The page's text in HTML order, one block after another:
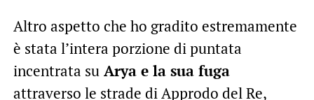
Altro aspetto che ho gradito estremamente
è stata l’intera porzione di puntata
incentrata suArya e la sua fuga
attraverso le strade di Approdo del Re,